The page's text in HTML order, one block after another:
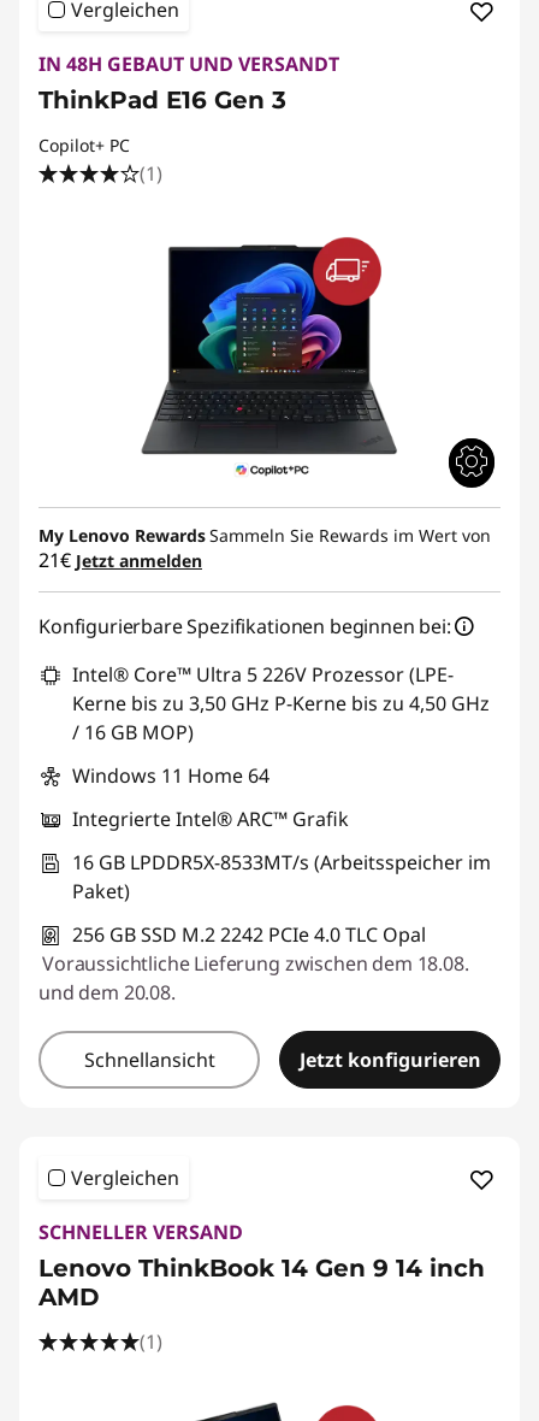
Vergleichen
IN 48H GEBAUT UND VERSANDT
ThinkPad E16 Gen 3
Copilot+ PC
(1)
My Lenovo RewardsSammeln Sie Rewards im Wert von
21€ Jetzt anmelden
Konfigurierbare Spezifikationen beginnen bei:
Intel® Core™ Ultra 5 226V Prozessor (LPE-
Kerne bis zu 3,50 GHz P-Kerne bis zu 4,50 GHz
/ 16 GB MOP)
Windows 11 Home 64
Integrierte Intel® ARC™ Grafik
16 GB LPDDR5X-8533MT/s (Arbeitsspeicher im
Paket)
256 GB SSD M.2 2242 PCIe 4.0 TLC Opal
Voraussichtliche Lieferung zwischen dem 18.08.
und dem 20.08.
Schnellansicht Jetzt konfigurieren
Vergleichen
SCHNELLER VERSAND
Lenovo ThinkBook 14 Gen 9 14 inch
AMD
(1)